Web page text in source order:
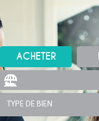
ACHETER
TYPE DE BIEN